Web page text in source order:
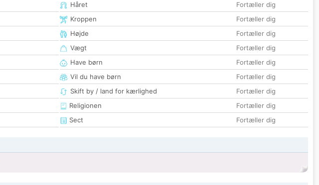
Håret
Fortæller dig
Kroppen
Fortæller dig
Højde
Fortæller dig
Vægt
Fortæller dig
Have børn
Fortæller dig
Vil du have børn
Fortæller dig
Skift by / land for kærlighed
Fortæller dig
Religionen
Fortæller dig
Sect
Fortæller dig